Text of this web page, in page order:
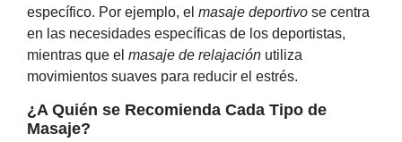
específico. Por ejemplo, el masaje deportivo se centra
en las necesidades específicas de los deportistas,
mientras que el masaje de relajación utiliza
movimientos suaves para reducir el estrés.
¿A Quién se Recomienda Cada Tipo de
Masaje?